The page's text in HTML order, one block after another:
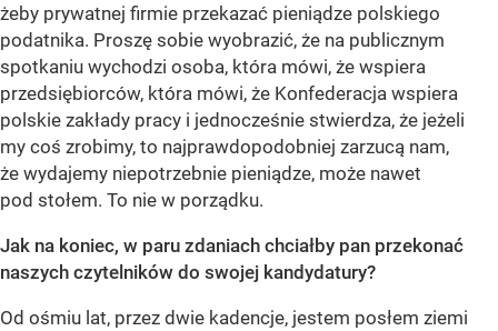
żeby prywatnej firmie przekazać pieniądze polskiego
podatnika. Proszę sobie wyobrazić, że na publicznym
spotkaniu wychodzi osoba, która mówi, że wspiera
przedsiębiorców, która mówi, że Konfederacja wspiera
polskie zakłady pracy i jednocześnie stwierdza, że jeżeli
my coś zrobimy, to najprawdopodobniej zarzucą nam,
że wydajemy niepotrzebnie pieniądze, może nawet
pod stołem. To nie w porządku.
Jak na koniec, w paru zdaniach chciałby pan przekonać
naszych czytelników do swojej kandydatury?
Od ośmiu lat, przez dwie kadencje, jestem posłem ziemi